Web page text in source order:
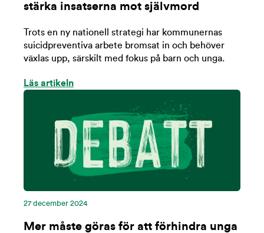
stärka insatserna mot självmord
Trots en ny nationell strategi har kommunernas
suicidpreventiva arbete bromsat in och behöver
växlas upp, särskilt med fokus på barn och unga.
Läs artikeln
27 december 2024
Mer måste göras för att förhindra unga